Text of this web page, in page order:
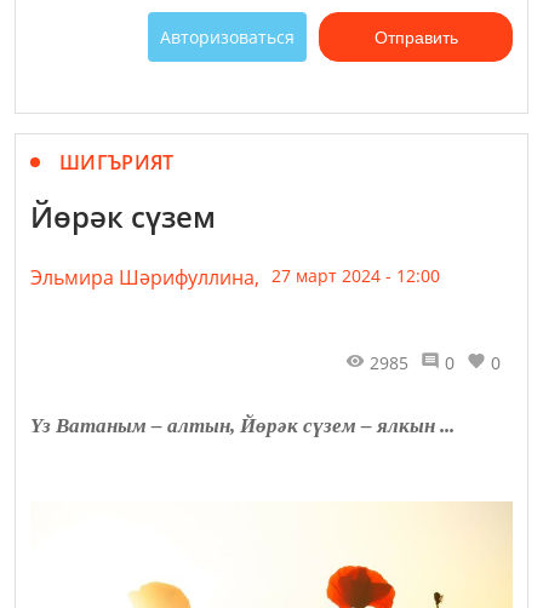
Авторизоваться Отправить
ШИГЪРИЯТ
Йөрәк сүзем
Эльмира Шәрифуллина, 27 март 2024 - 12:00
2985 0 0
Үз Ватаным – алтын, Йөрәк сүзем – ялкын ...